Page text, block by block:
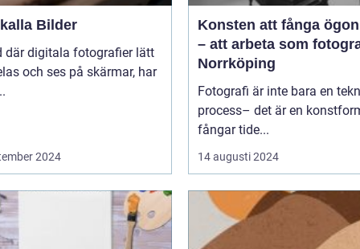
Bilder
där digitala fotografier lätt
och ses på skärmar, har
2024
Konsten att fånga
– att arbeta som
Norrköping
Fotografi är inte bara en
process– det är en
fångar tide...
14 augusti 2024